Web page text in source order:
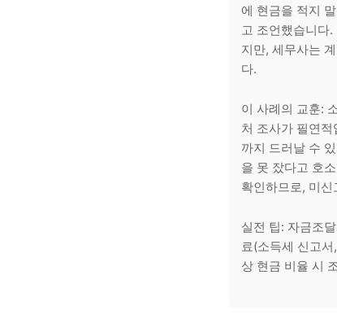
에 현금을 적지
고 조언했습니다
지만, 세무사는
다.
이 사례의 교훈:
처 조사가 필연
까지 드러날 수
을 못 잤다고 호
확인하므로, 미
실전 팁: 자금조
료(소득세 신고
상 현금 비율 시